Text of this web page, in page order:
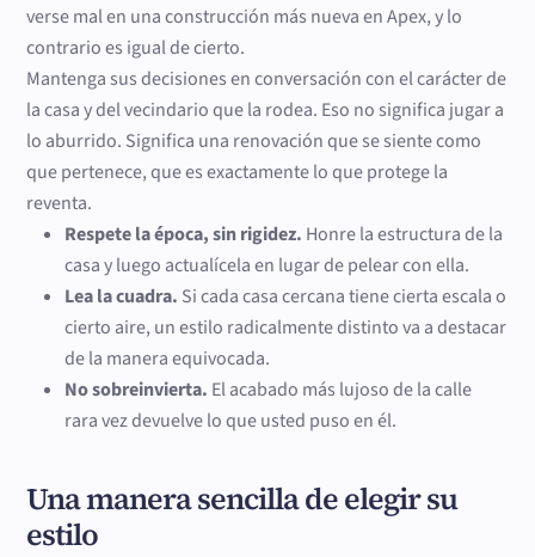
verse mal en una construcción más nueva en Apex, y lo
contrario es igual de cierto.
Mantenga sus decisiones en conversación con el carácter de
la casa y del vecindario que la rodea. Eso no significa jugar a
lo aburrido. Significa una renovación que se siente como
que pertenece, que es exactamente lo que protege la
reventa.
Respete la época, sin rigidez. Honre la estructura de la
casa y luego actualícela en lugar de pelear con ella.
Lea la cuadra. Si cada casa cercana tiene cierta escala o
cierto aire, un estilo radicalmente distinto va a destacar
de la manera equivocada.
No sobreinvierta. El acabado más lujoso de la calle
rara vez devuelve lo que usted puso en él.
Una manera sencilla de elegir su
estilo